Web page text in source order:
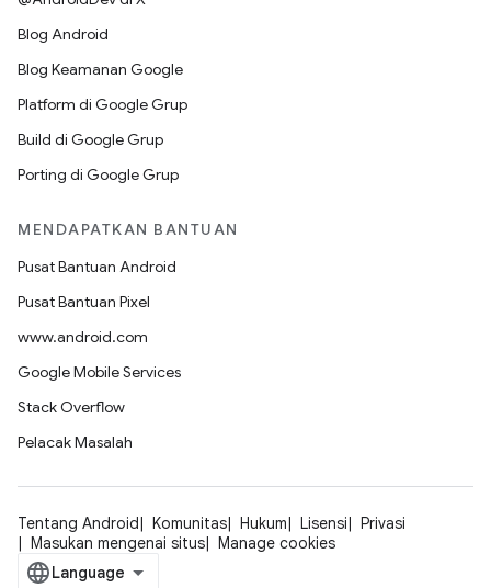
Blog Android
Blog Keamanan Google
Platform di Google Grup
Build di Google Grup
Porting di Google Grup
MENDAPATKAN BANTUAN
Pusat Bantuan Android
Pusat Bantuan Pixel
www.android.com
Google Mobile Services
Stack Overflow
Pelacak Masalah
Tentang Android Komunitas Hukum Lisensi
Privasi
Masukan mengenai situs
Manage cookies